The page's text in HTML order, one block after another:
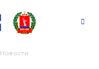
Новости